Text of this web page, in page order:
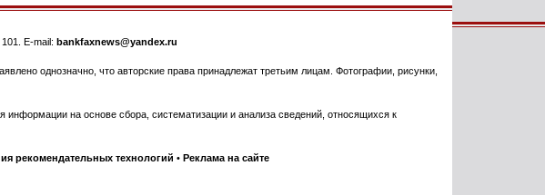
. E-mail: bankfaxnews@yandex.ru
однозначно, что авторские права принадлежат третьим лицам. Фотографии, рисунки,
на основе сбора, систематизации и анализа сведений, относящихся к
рекомендательных технологий • Реклама на сайте